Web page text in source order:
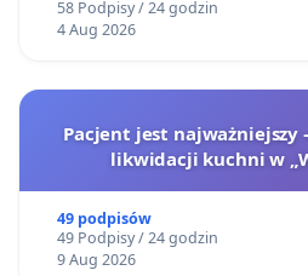
58 Podpisy / 24 godzin
4 Aug 2026
Pacjent jest najważniejszy
likwidacji kuchni w
49 podpisów
49 Podpisy / 24 godzin
9 Aug 2026